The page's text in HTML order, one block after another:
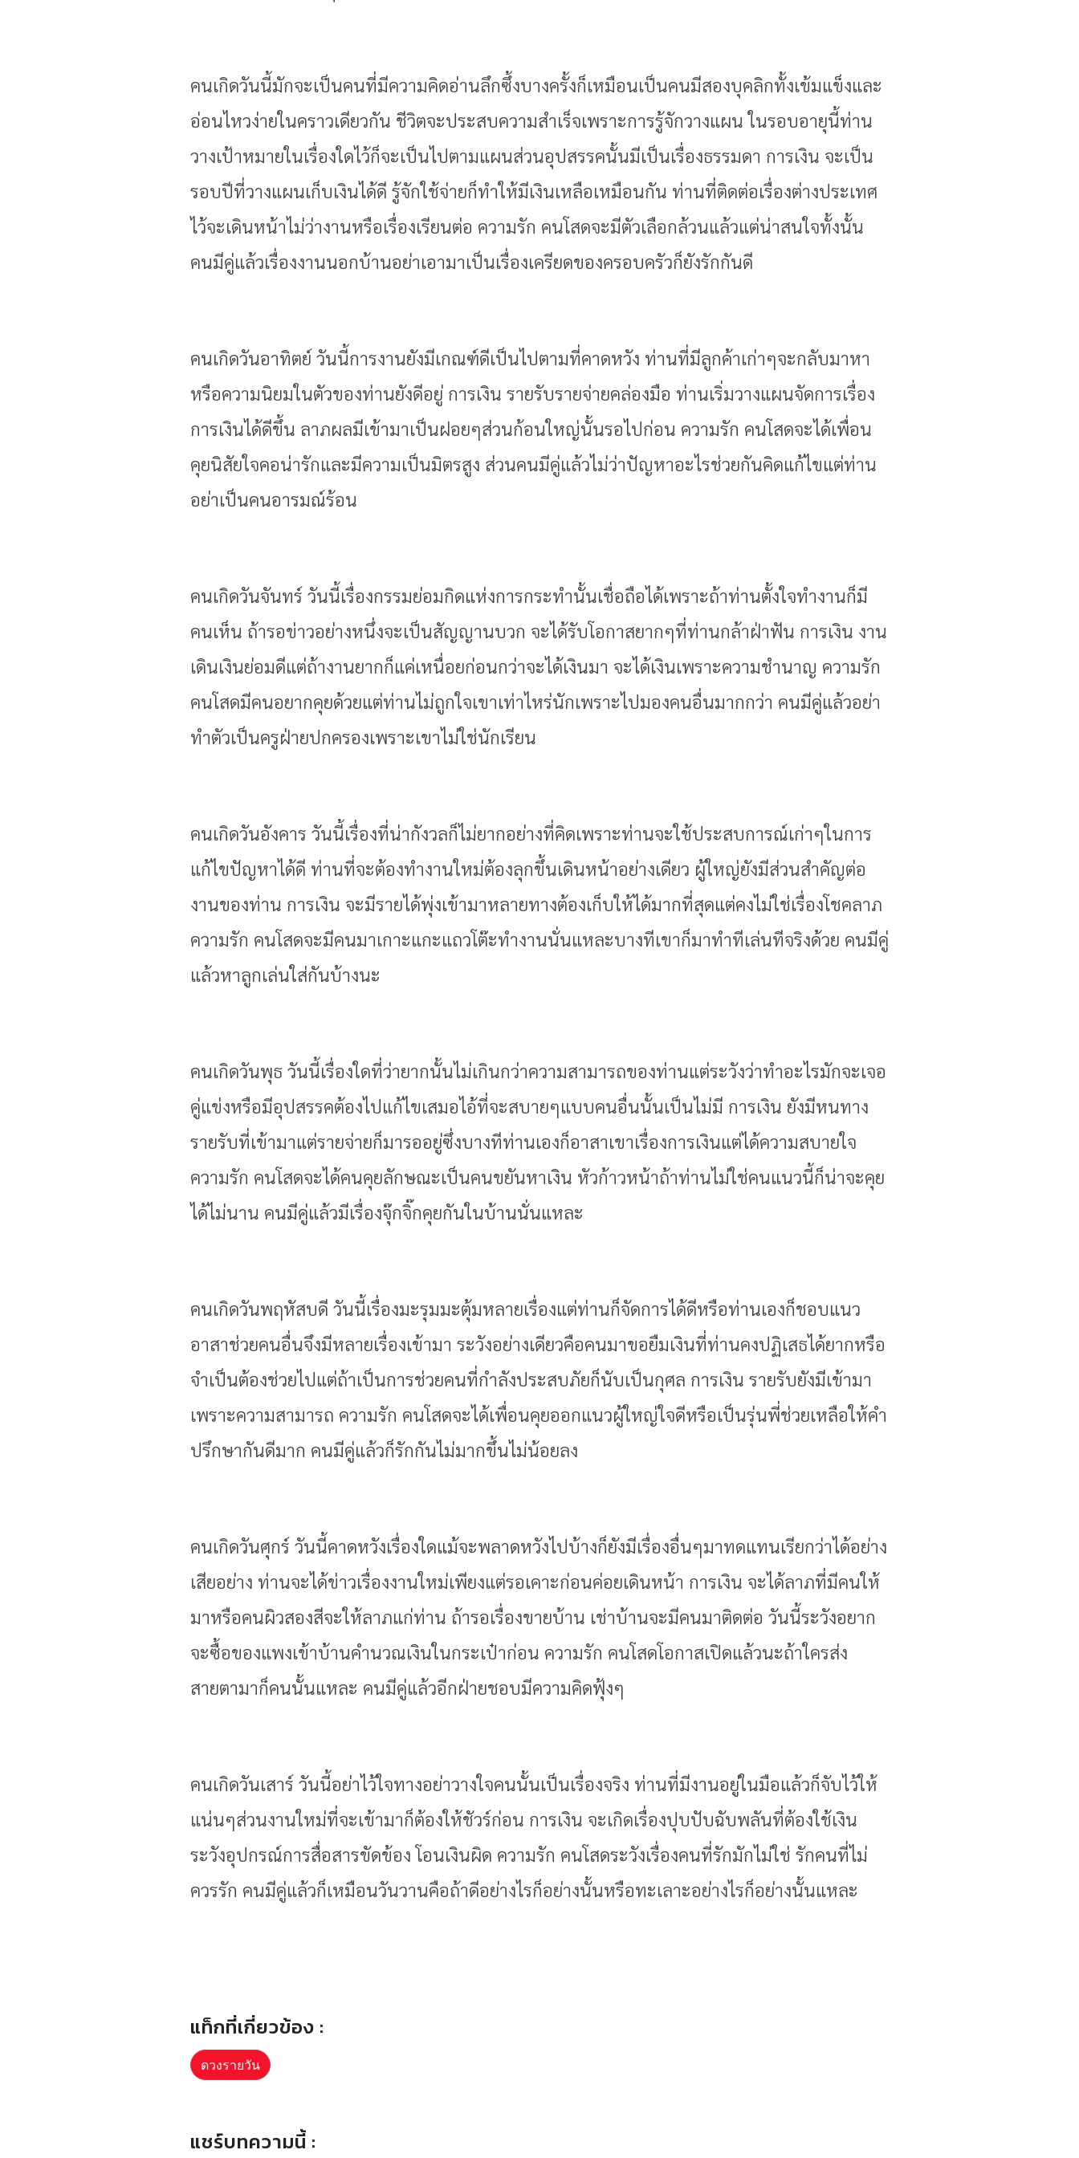
คนเกิดวันนี้มักจะเป็นคนที่มีความคิดอ่านลึกซึ้งบางครั้งก็เหมือนเป็นคนมีสองบุคลิกทั้งเข้มแข็งและ
อ่อนไหวง่ายในคราวเดียวกัน ชีวิตจะประสบความสำเร็จเพราะการรู้จักวางแผน ในรอบอายุนี้ท่าน
วางเป้าหมายในเรื่องใดไว้ก็จะเป็นไปตามแผนส่วนอุปสรรคนั้นมีเป็นเรื่องธรรมดา การเงิน จะเป็น
รอบปีที่วางแผนเก็บเงินได้ดี รู้จักใช้จ่ายก็ทำให้มีเงินเหลือเหมือนกัน ท่านที่ติดต่อเรื่องต่างประเทศ
ไว้จะเดินหน้าไม่ว่างานหรือเรื่องเรียนต่อ ความรัก คนโสดจะมีตัวเลือกล้วนแล้วแต่น่าสนใจทั้งนั้น
คนมีคู่แล้วเรื่องงานนอกบ้านอย่าเอามาเป็นเรื่องเครียดของครอบครัวก็ยังรักกันดี
คนเกิดวันอาทิตย์ วันนี้การงานยังมีเกณฑ์ดีเป็นไปตามที่คาดหวัง ท่านที่มีลูกค้าเก่าๆจะกลับมาหา
หรือความนิยมในตัวของท่านยังดีอยู่ การเงิน รายรับรายจ่ายคล่องมือ ท่านเริ่มวางแผนจัดการเรื่อง
การเงินได้ดีขึ้น ลาภผลมีเข้ามาเป็นฝอยๆส่วนก้อนใหญ่นั้นรอไปก่อน ความรัก คนโสดจะได้เพื่อน
คุยนิสัยใจคอน่ารักและมีความเป็นมิตรสูง ส่วนคนมีคู่แล้วไม่ว่าปัญหาอะไรช่วยกันคิดแก้ไขแต่ท่าน
อย่าเป็นคนอารมณ์ร้อน
คนเกิดวันจันทร์ วันนี้เรื่องกรรมย่อมกิดแห่งการกระทำนั้นเชื่อถือได้เพราะถ้าท่านตั้งใจทำงานก็มี
คนเห็น ถ้ารอข่าวอย่างหนึ่งจะเป็นสัญญานบวก จะได้รับโอกาสยากๆที่ท่านกล้าฝ่าฟัน การเงิน งาน
เดินเงินย่อมดีแต่ถ้างานยากก็แค่เหนื่อยก่อนกว่าจะได้เงินมา จะได้เงินเพราะความชำนาญ ความรัก
คนโสดมีคนอยากคุยด้วยแต่ท่านไม่ถูกใจเขาเท่าไหร่นักเพราะไปมองคนอื่นมากกว่า คนมีคู่แล้วอย่า
ทำตัวเป็นครูฝ่ายปกครองเพราะเขาไม่ใช่นักเรียน
คนเกิดวันอังคาร วันนี้เรื่องที่น่ากังวลก็ไม่ยากอย่างที่คิดเพราะท่านจะใช้ประสบการณ์เก่าๆในการ
แก้ไขปัญหาได้ดี ท่านที่จะต้องทำงานใหม่ต้องลุกขึ้นเดินหน้าอย่างเดียว ผู้ใหญ่ยังมีส่วนสำคัญต่อ
งานของท่าน การเงิน จะมีรายได้พุ่งเข้ามาหลายทางต้องเก็บให้ได้มากที่สุดแต่คงไม่ใช่เรื่องโชคลาภ
ความรัก คนโสดจะมีคนมาเกาะแกะแถวโต๊ะทำงานนั่นแหละบางทีเขาก็มาทำทีเล่นทีจริงด้วย คนมีคู่
แล้วหาลูกเล่นใส่กันบ้างนะ
คนเกิดวันพุธ วันนี้เรื่องใดที่ว่ายากนั้นไม่เกินกว่าความสามารถของท่านแต่ระวังว่าทำอะไรมักจะเจอ
คู่แข่งหรือมีอุปสรรคต้องไปแก้ไขเสมอไอ้ที่จะสบายๆแบบคนอื่นนั้นเป็นไม่มี การเงิน ยังมีหนทาง
รายรับที่เข้ามาแต่รายจ่ายก็มารออยู่ซึ่งบางทีท่านเองก็อาสาเขาเรื่องการเงินแต่ได้ความสบายใจ
ความรัก คนโสดจะได้คนคุยลักษณะเป็นคนขยันหาเงิน หัวก้าวหน้าถ้าท่านไม่ใช่คนแนวนี้ก็น่าจะคุย
ได้ไม่นาน คนมีคู่แล้วมีเรื่องจุ๊กจิ๊กคุยกันในบ้านนั่นแหละ
คนเกิดวันพฤหัสบดี วันนี้เรื่องมะรุมมะตุ้มหลายเรื่องแต่ท่านก็จัดการได้ดีหรือท่านเองก็ชอบแนว
อาสาช่วยคนอื่นจึงมีหลายเรื่องเข้ามา ระวังอย่างเดียวคือคนมาขอยืมเงินที่ท่านคงปฏิเสธได้ยากหรือ
จำเป็นต้องช่วยไปแต่ถ้าเป็นการช่วยคนที่กำลังประสบภัยก็นับเป็นกุศล การเงิน รายรับยังมีเข้ามา
เพราะความสามารถ ความรัก คนโสดจะได้เพื่อนคุยออกแนวผู้ใหญ่ใจดีหรือเป็นรุ่นพี่ช่วยเหลือให้คำ
ปรึกษากันดีมาก คนมีคู่แล้วก็รักกันไม่มากขึ้นไม่น้อยลง
คนเกิดวันศุกร์ วันนี้คาดหวังเรื่องใดแม้จะพลาดหวังไปบ้างก็ยังมีเรื่องอื่นๆมาทดแทนเรียกว่าได้อย่าง
เสียอย่าง ท่านจะได้ข่าวเรื่องงานใหม่เพียงแต่รอเคาะก่อนค่อยเดินหน้า การเงิน จะได้ลาภที่มีคนให้
มาหรือคนผิวสองสีจะให้ลาภแก่ท่าน ถ้ารอเรื่องขายบ้าน เช่าบ้านจะมีคนมาติดต่อ วันนี้ระวังอยาก
จะซื้อของแพงเข้าบ้านคำนวณเงินในกระเป๋าก่อน ความรัก คนโสดโอกาสเปิดแล้วนะถ้าใครส่ง
สายตามาก็คนนั้นแหละ คนมีคู่แล้วอีกฝ่ายชอบมีความคิดฟุ้งๆ
คนเกิดวันเสาร์ วันนี้อย่าไว้ใจทางอย่าวางใจคนนั้นเป็นเรื่องจริง ท่านที่มีงานอยู่ในมือแล้วก็จับไว้ให้
แน่นๆส่วนงานใหม่ที่จะเข้ามาก็ต้องให้ชัวร์ก่อน การเงิน จะเกิดเรื่องปุบปับฉับพลันที่ต้องใช้เงิน
ระวังอุปกรณ์การสื่อสารขัดข้อง โอนเงินผิด ความรัก คนโสดระวังเรื่องคนที่รักมักไม่ใช่ รักคนที่ไม่
ควรรัก คนมีคู่แล้วก็เหมือนวันวานคือถ้าดีอย่างไรก็อย่างนั้นหรือทะเลาะอย่างไรก็อย่างนั้นแหละ
แท็กที่เกี่ยวข้อง :
ดวงรายวัน
แชร์บทความนี้ :